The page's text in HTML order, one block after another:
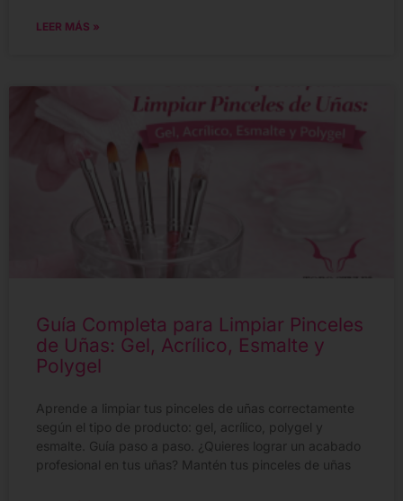
LEER MÁS »
Guía Completa para Limpiar Pinceles
de Uñas: Gel, Acrílico, Esmalte y
Polygel
Aprende a limpiar tus pinceles de uñas correctamente
según el tipo de producto: gel, acrílico, polygel y
esmalte. Guía paso a paso. ¿Quieres lograr un acabado
profesional en tus uñas? Mantén tus pinceles de uñas